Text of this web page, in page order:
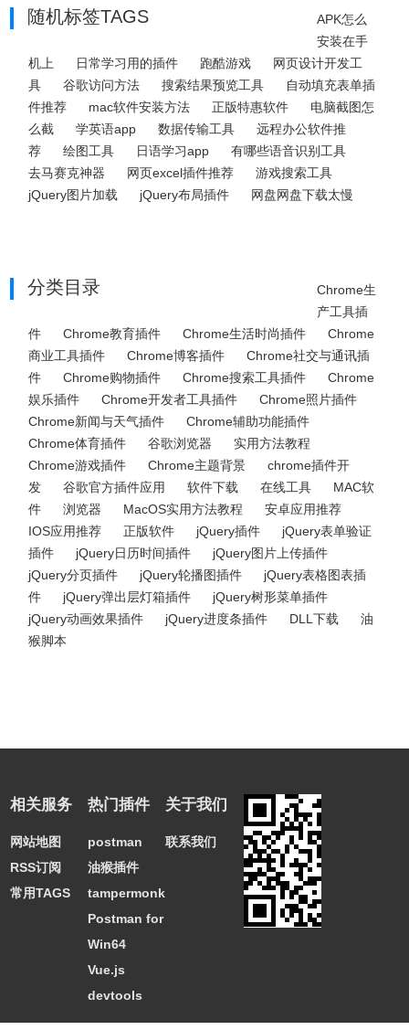
随机标签TAGS
APK怎么
安装在手
机上
日常学习用的插件 跑酷游戏
网页设计开发工
具
谷歌访问方法 搜索结果预览工具
自动填充表单插
件推荐
mac软件安装方法 正版特惠软件
电脑截图怎
么截
学英语app 数据传输工具
远程办公软件推
荐
绘图工具 日语学习app
有哪些语音识别工具
去马赛克神器
网页excel插件推荐
游戏搜索工具
jQuery图片加载
jQuery布局插件 网盘网盘下载太慢
分类目录
Chrome生
产工具插
件
Chrome教育插件 Chrome生活时尚插件
Chrome
商业工具插件
Chrome博客插件
Chrome社交与通讯插
件
Chrome购物插件 Chrome搜索工具插件
Chrome
娱乐插件
Chrome开发者工具插件
Chrome照片插件
Chrome新闻与天气插件
Chrome辅助功能插件
Chrome体育插件
谷歌浏览器
实用方法教程
Chrome游戏插件
Chrome主题背景
chrome插件开
发
谷歌官方插件应用 软件下载 在线工具
MAC软
件
浏览器 MacOS实用方法教程
安卓应用推荐
IOS应用推荐
正版软件 jQuery插件
jQuery表单验证
插件
jQuery日历时间插件
jQuery图片上传插件
jQuery分页插件
jQuery轮播图插件
jQuery表格图表插
件
jQuery弹出层灯箱插件
jQuery树形菜单插件
jQuery动画效果插件
jQuery进度条插件 DLL下载
油
猴脚本
相关服务
网站地图
RSS订阅
常用TAGS
热门插件
postman
油猴插件
tampermonkey
Postman for
Win64
Vue.js
devtools
关于我们
联系我们